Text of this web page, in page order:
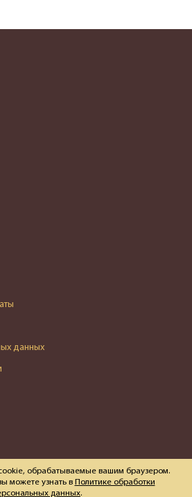
данных
87
обрабатываемые вашим браузером.
можете узнать в Политике обработки
данных.